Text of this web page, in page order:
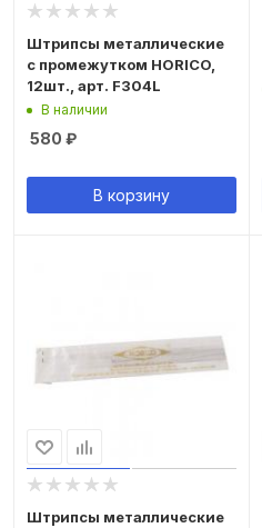
Штрипсы металлические
с промежутком HORICO,
12шт., арт. F304L
В наличии
580 ₽
В корзину
Штрипсы металлические